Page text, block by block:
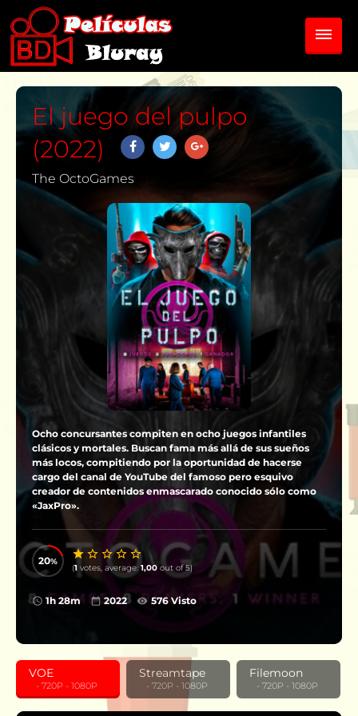
El juego del pulpo
(2022)
The OctoGames
Ocho concursantes compiten en ocho juegos infantiles
clásicos y mortales. Buscan fama más allá de sus sueños
más locos, compitiendo por la oportunidad de hacerse
cargo del canal de YouTube del famoso pero esquivo
creador de contenidos enmascarado conocido sólo como
«JaxPro».
20
(1 votes, average:1,00 out of 5)
1h 28m 2022 576 Visto
VOE
‎ ‎ ‎ - 720P - 1080P
Streamtape
‎ ‎ ‎ - 720P - 1080P
Filemoon
‎ ‎ ‎ - 720P - 1080P